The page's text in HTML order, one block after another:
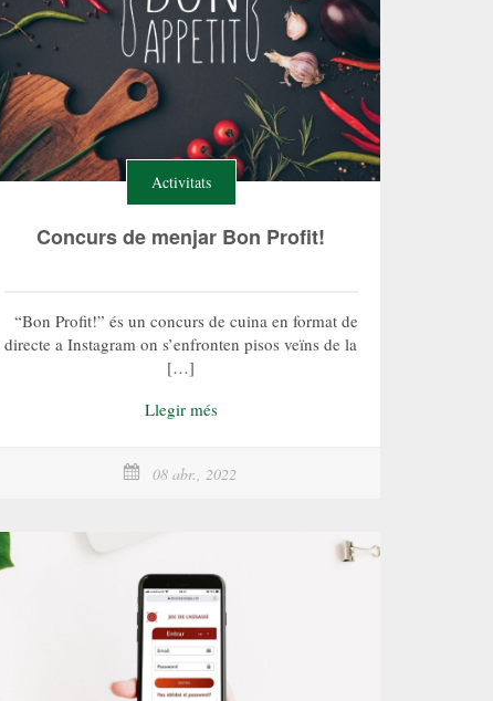
Activitats
Concurs de menjar Bon Profit!
“Bon Profit!” és un concurs de cuina en format de
directe a Instagram on s’enfronten pisos veïns de la
[…]
Llegir més
08 abr., 2022